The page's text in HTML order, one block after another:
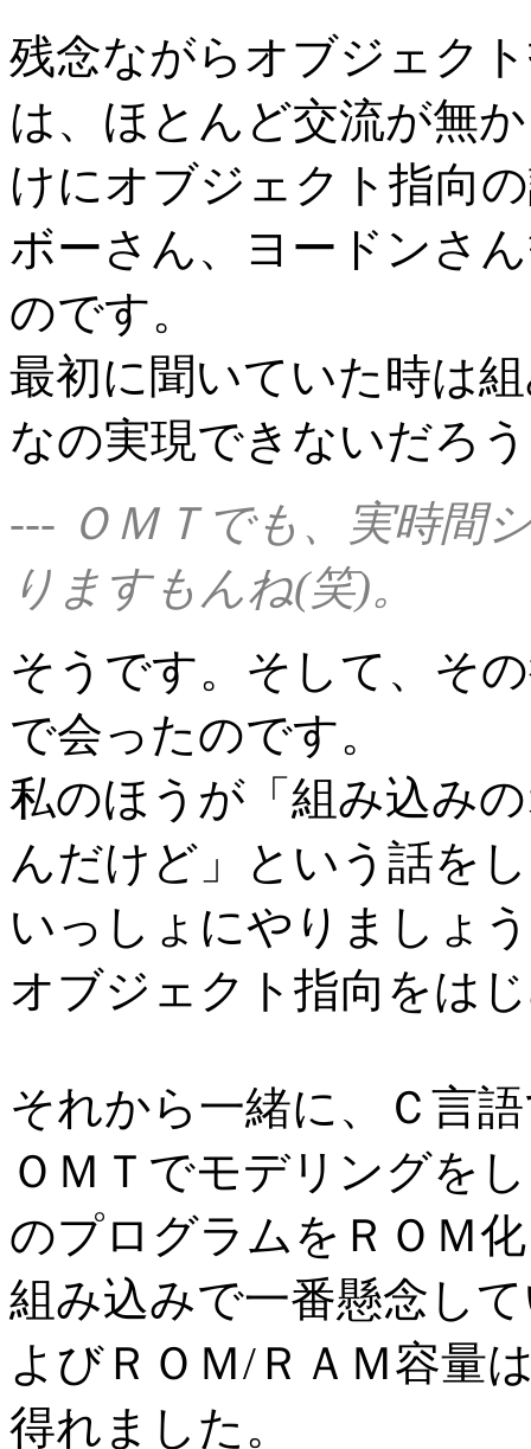
残念ながらオブジェク
は、ほとんど交流が無
けにオブジェクト指向
ボーさん、ヨードンさ
のです。
最初に聞いていた時は
なの実現できないだろ
--- ＯＭＴでも、実時間
りますもんね(笑)。
そうです。そして、そ
で会ったのです。
私のほうが「組み込み
んだけど」という話を
いっしょにやりましょ
オブジェクト指向をは
それから一緒に、Ｃ言
ＯＭＴでモデリングを
のプログラムをＲＯＭ
組み込みで一番懸念し
よびＲＯＭ/ＲＡＭ容量
得れました。